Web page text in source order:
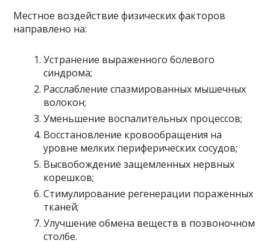
Местное воздействие физических факторов
направлено на:
Устранение выраженного болевого
синдрома;
Расслабление спазмированных мышечных
волокон;
Уменьшение воспалительных процессов;
Восстановление кровообращения на
уровне мелких периферических сосудов;
Высвобождение защемленных нервных
корешков;
Стимулирование регенерации пораженных
тканей;
Улучшение обмена веществ в позвоночном
столбе.